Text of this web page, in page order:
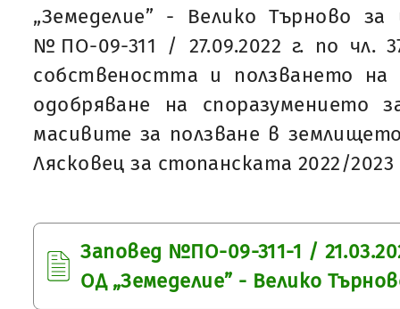
„Земеделие” - Велико Търново за
№ПО-09-311 / 27.09.2022 г. по чл.
собствеността и ползването на
одобряване на споразумението
масивите за ползване в
Лясковец за стопанската 2022/2023
Заповед №ПО-09-311-1 /
ОД „Земеделие” - Велико